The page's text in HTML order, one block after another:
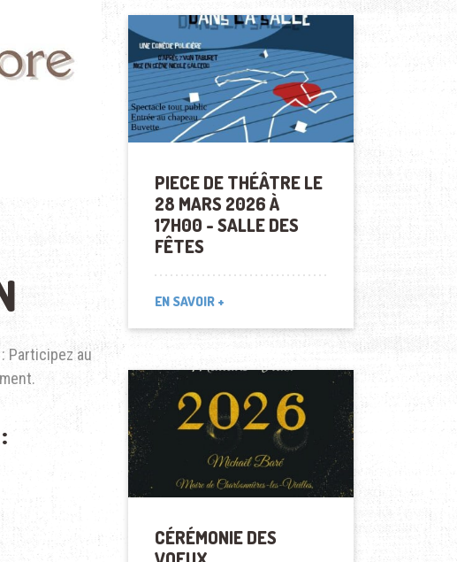
Participez au
PIECE DE THÉÂTRE LE
28 MARS 2026 À
17H00 - SALLE DES
FÊTES
EN SAVOIR +
CÉRÉMONIE DES